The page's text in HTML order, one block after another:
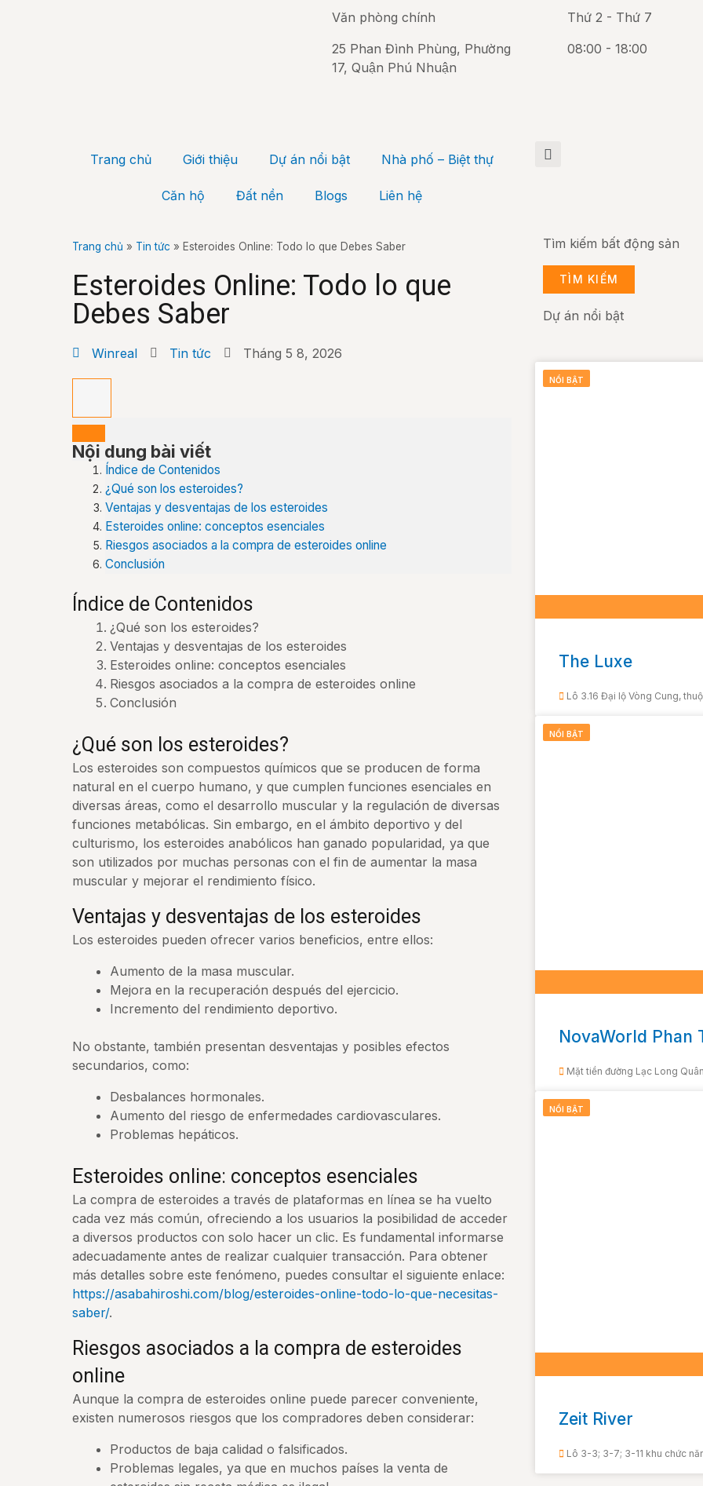
Văn phòng chính
25 Phan Đình Phùng, Phường
17, Quận Phú Nhuận
Thứ 2 - Thứ 7
08:00 - 18:00
Trang chủ Giới thiệu Dự án nổi bật Nhà phố – Biệt thự
Căn hộ Đất nền Blogs Liên hệ
Trang chủ » Tin tức » Esteroides Online: Todo lo que Debes Saber
Esteroides Online: Todo lo que
Debes Saber
Winreal Tin tức Tháng 5 8, 2026
Nội dung bài viết
Índice de Contenidos
¿Qué son los esteroides?
Ventajas y desventajas de los esteroides
Esteroides online: conceptos esenciales
Riesgos asociados a la compra de esteroides online
Conclusión
Índice de Contenidos
¿Qué son los esteroides?
Ventajas y desventajas de los esteroides
Esteroides online: conceptos esenciales
Riesgos asociados a la compra de esteroides online
Conclusión
¿Qué son los esteroides?
Los esteroides son compuestos químicos que se producen de forma
natural en el cuerpo humano, y que cumplen funciones esenciales en
diversas áreas, como el desarrollo muscular y la regulación de diversas
funciones metabólicas. Sin embargo, en el ámbito deportivo y del
culturismo, los esteroides anabólicos han ganado popularidad, ya que
son utilizados por muchas personas con el fin de aumentar la masa
muscular y mejorar el rendimiento físico.
Ventajas y desventajas de los esteroides
Los esteroides pueden ofrecer varios beneficios, entre ellos:
Aumento de la masa muscular.
Mejora en la recuperación después del ejercicio.
Incremento del rendimiento deportivo.
No obstante, también presentan desventajas y posibles efectos
secundarios, como:
Desbalances hormonales.
Aumento del riesgo de enfermedades cardiovasculares.
Problemas hepáticos.
Esteroides online: conceptos esenciales
La compra de esteroides a través de plataformas en línea se ha vuelto
cada vez más común, ofreciendo a los usuarios la posibilidad de acceder
a diversos productos con solo hacer un clic. Es fundamental informarse
adecuadamente antes de realizar cualquier transacción. Para obtener
más detalles sobre este fenómeno, puedes consultar el siguiente enlace:
https://asabahiroshi.com/blog/esteroides-online-todo-lo-que-necesitas-
saber/.
Riesgos asociados a la compra de esteroides
online
Aunque la compra de esteroides online puede parecer conveniente,
existen numerosos riesgos que los compradores deben considerar:
Productos de baja calidad o falsificados.
Problemas legales, ya que en muchos países la venta de
Tìm kiếm bất động sản
TÌM KIẾM
Dự án nổi bật
NỔI BẬT
The Luxe
Lô 3.16 Đại lộ Vòng Cung,
NỔI BẬT
NovaWorld Phan
Mặt tiền đường Lạc Long
NỔI BẬT
Zeit River
Lô 3-3; 3-7; 3-11 khu chức